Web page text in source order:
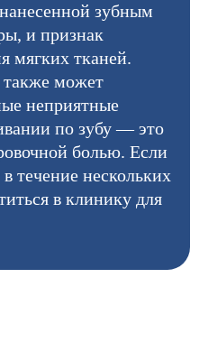
зубным
и признак
мягких тканей.
также может
неприятные
по зубу — это
болью. Если
течение нескольких
в клинику для